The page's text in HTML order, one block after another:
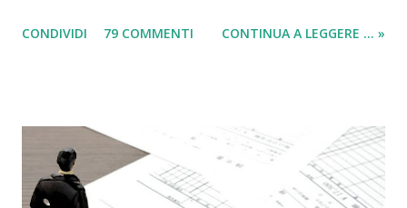
(per il sussidio di 400 euro al mese per nucleo familiare),
con più di 65 anni d'età e minori fino a 3 anni di età. Infatti
come indicato per quest’ultimi è necessario fare domanda
per la social card acquisti straordinaria ). Per chi non lo
CONDIVIDI 79 COMMENTI CONTINUA A LEGGERE ... »